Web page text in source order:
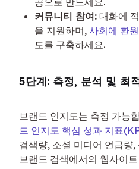
커뮤니티 참여: 대화에
을 지원하며, 사회에 환원
도를 구축하세요.
5단계: 측정, 분석 및 최
브랜드 인지도는 측정 가능
드 인지도 핵심 성과 지표
검색량, 소셜 미디어 언급량
브랜드 검색에서의 웹사이